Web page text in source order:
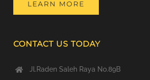
LEARN MORE
CONTACT US TODAY
Jl.Raden Saleh Raya No.89B